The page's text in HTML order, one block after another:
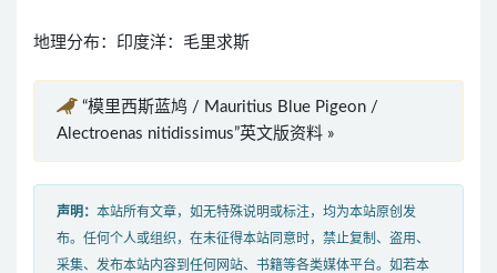
地理分布：印度洋：毛里求斯
“模里西斯蓝鸠 / Mauritius Blue Pigeon /
Alectroenas nitidissimus”英文版资料 »
声明： 本站所有文章，如无特殊说明或标注，均为本站原创发
布。任何个人或组织，在未征得本站同意时，禁止复制、盗用、
采集、发布本站内容到任何网站、书籍等各类媒体平台。如若本